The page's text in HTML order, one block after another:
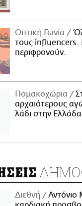
Οπτική Γωνία
τους influencers.
περιφρονούν.
Πομακοχώρια
αρχαιότερους
λάδι στην Ελλάδα
Διεθνή
Αντόνιο